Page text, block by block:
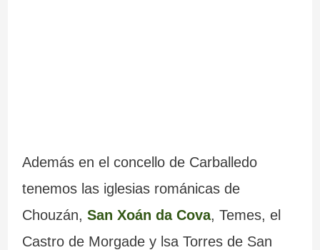
Además en el concello de Carballedo
tenemos las iglesias románicas de
Chouzán, San Xoán da Cova, Temes, el
Castro de Morgade y lsa Torres de San